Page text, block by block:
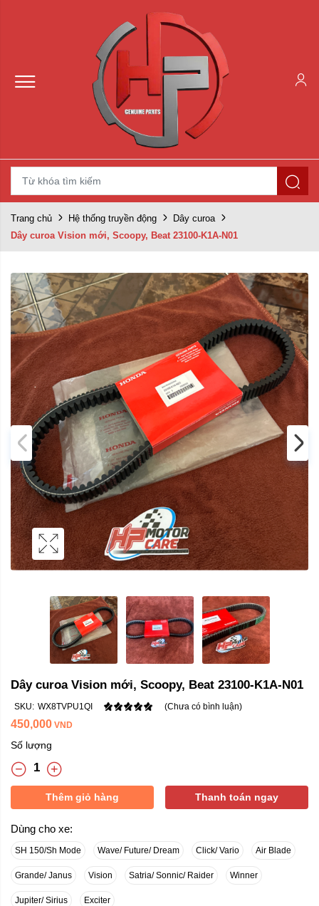
Trang chủ Hệ thống truyền động
Dây curoa
Dây curoa Vision mới, Scoopy, Beat 23100-K1A-N01
Dây curoa Vision mới, Scoopy, Beat 23100-K1A-N01
SKU: WX8TVPU1QI (Chưa có bình luận)
450,000 VND
Số lượng
Thêm giỏ hàng Thanh toán ngay
Dùng cho xe:
SH 150/Sh Mode Wave/ Future/ Dream Click/ Vario Air Blade
Grande/ Janus Vision Satria/ Sonnic/ Raider Winner
Jupiter/ Sirius Exciter